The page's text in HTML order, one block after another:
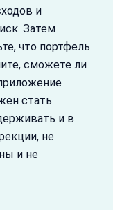
и
Затем
что портфель
сможете ли
стать
и в
не
и не